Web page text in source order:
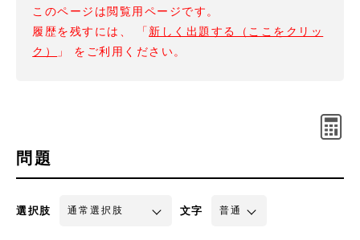
このページは閲覧用ページです。
履歴を残すには、 「 新しく出題する（ここをクリッ
ク）
」 をご利用ください。
問題
選択肢 文字